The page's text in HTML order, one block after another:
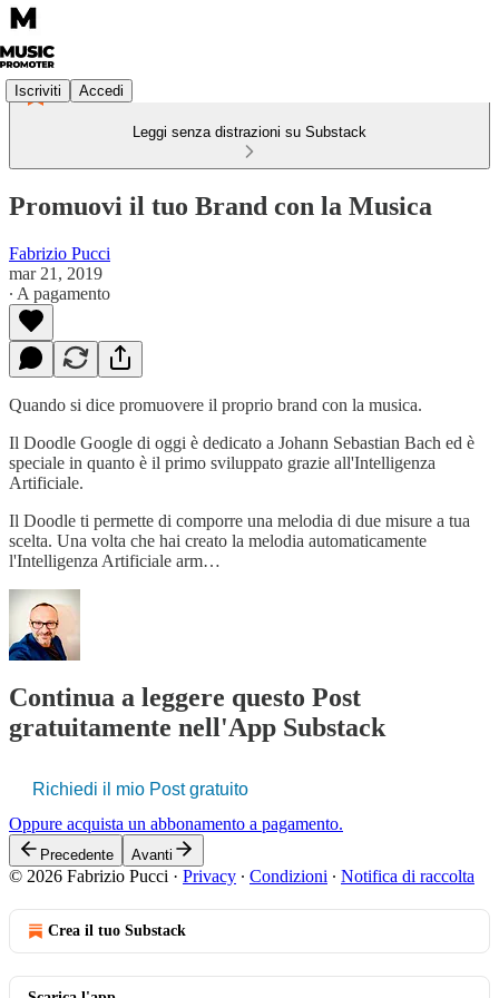
Iscriviti Accedi
Leggi senza distrazioni su Substack
Promuovi il tuo Brand con la Musica
Fabrizio Pucci
mar 21, 2019
∙ A pagamento
Quando si dice promuovere il proprio brand con la musica.
Il Doodle Google di oggi è dedicato a Johann Sebastian Bach ed è
speciale in quanto è il primo sviluppato grazie all'Intelligenza
Artificiale.
Il Doodle ti permette di comporre una melodia di due misure a tua
scelta. Una volta che hai creato la melodia automaticamente
l'Intelligenza Artificiale arm…
Continua a leggere questo Post
gratuitamente nell'App Substack
Richiedi il mio Post gratuito
Oppure acquista un abbonamento a pagamento.
Precedente Avanti
© 2026 Fabrizio Pucci · Privacy ∙ Condizioni ∙ Notifica di raccolta
Crea il tuo Substack